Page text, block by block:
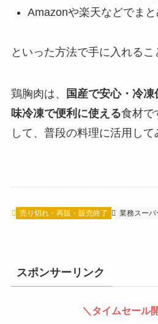
Amazonや楽天などでま
といった方法で手に入れるこ
鶏胸肉は、
国産で安心・冷
味冷凍で便利に使える食材で
して、普段の料理に活用して
売り切れ・再販・販売終了 業務スーパ
スポンサーリンク
＼タイムセール